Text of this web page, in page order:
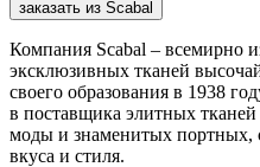
заказать из Scabal
Компания Scabal – всемирно
эксклюзивных тканей
своего образования в 1938
в поставщика элитных
моды и знаменитых портных,
вкуса и стиля.